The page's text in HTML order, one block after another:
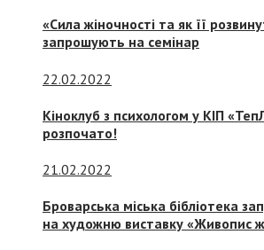
«Сила жіночності та як її
запрошують на семінар
22.02.2022
Кіноклуб з психологом у КІП
розпочато!
21.02.2022
Броварська міська бібліотека
на художню виставку «Живопис